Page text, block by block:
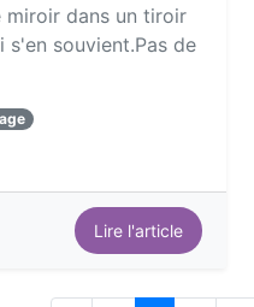
miroir dans un tiroir
souvient.Pas de
Lire l'article